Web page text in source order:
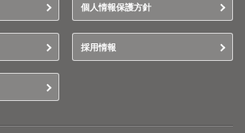
個人情報保護方針
採用情報